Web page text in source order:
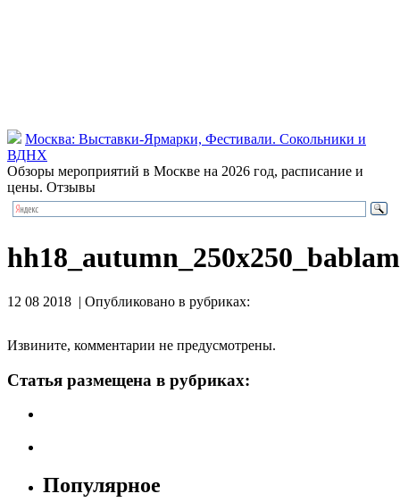
Москва: Выставки-Ярмарки, Фестивали. Сокольники и
ВДНХ
Обзоры мероприятий в Москве на 2026 год, расписание и
цены. Отзывы
hh18_autumn_250x250_bablam
12 08 2018 | Опубликовано в рубриках:
Извините, комментарии не предусмотрены.
Статья размещена в рубриках:
Популярное